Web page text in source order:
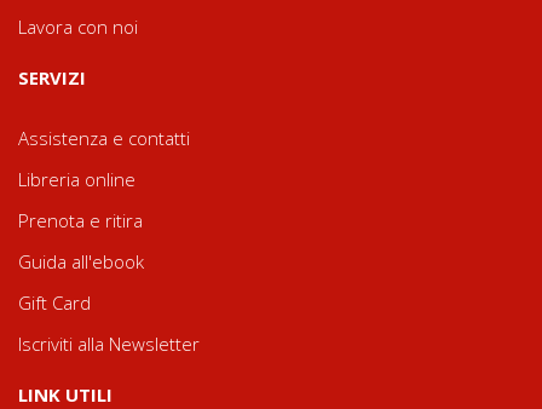
Lavora con noi
SERVIZI
Assistenza e contatti
Libreria online
Prenota e ritira
Guida all'ebook
Gift Card
Iscriviti alla Newsletter
LINK UTILI